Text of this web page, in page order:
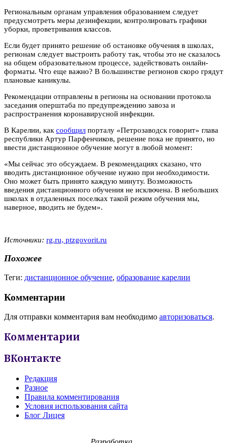
Региональным органам управления образованием следует
предусмотреть меры дезинфекции, контролировать графики
уборки, проветривания классов.
Если будет принято решение об остановке обучения в школах,
регионам следует выстроить работу так, чтобы это не сказалось
на общем образовательном процессе, задействовать онлайн-
форматы. Что еще важно? В большинстве регионов скоро грядут
плановые каникулы.
Рекомендации отправлены в регионы на основании протокола
заседания оперштаба по предупреждению завоза и
распространения коронавирусной инфекции.
В Карелии, как сообщил порталу «Петрозаводск говорит» глава
республики Артур Парфенчиков, решение пока не принято, но
ввести дистанционное обучение могут в любой момент:
«Мы сейчас это обсуждаем. В рекомендациях сказано, что
вводить дистанционное обучение нужно при необходимости.
Оно может быть принято каждую минуту. Возможность
введения дистанционного обучения не исключена. В небольших
школах в отдаленных поселках такой режим обучения мы,
наверное, вводить не будем».
Источники: rg.ru, ptzgovorit.ru
Похожее
Теги: дистанционное обучение, образование карелии
Комментарии
Для отправки комментария вам необходимо авторизоваться.
Комментарии
ВКонтакте
Редакция
Разное
Правила комментирования
Условия использования сайта
Блог Лицея